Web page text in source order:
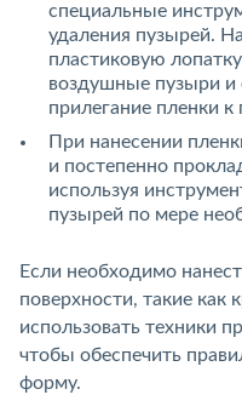
специальные
удаления пузырей.
пластиковую
воздушные пузыри и
прилегание пленки к
При нанесении
и постепенно
используя
пузырей по мере
Если необходимо
поверхности, такие
использовать техники
чтобы обеспечить
форму.